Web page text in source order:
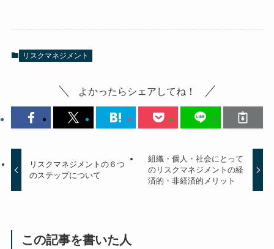
リスクマネジメント
よかったらシェアしてね！
リスクマネジメントの６つ
のステップについて
組織・個人・社会にとって
のリスクマネジメントの経
済的・非経済的メリット
この記事を書いた人